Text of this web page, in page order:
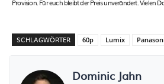
Provision. Für euch bleibt der Preis unverändert. Vielen
SCHLAGWÖRTER 60p Lumix
Dominic Jahn